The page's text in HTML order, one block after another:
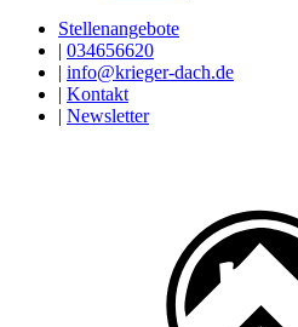
Stellenangebote
| 034656620
| info@krieger-dach.de
| Kontakt
| Newsletter